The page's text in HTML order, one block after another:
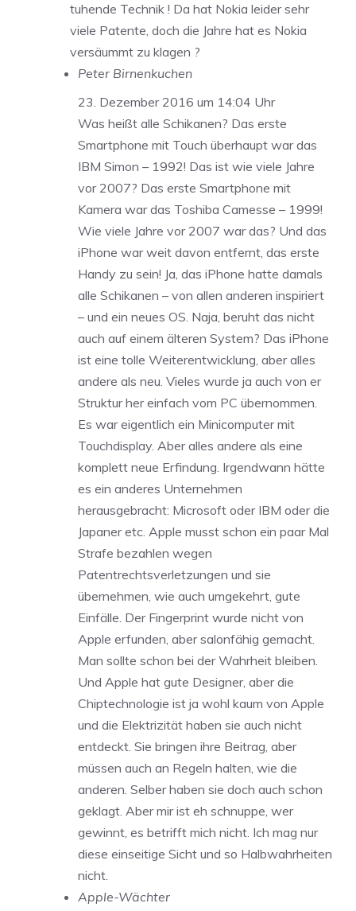
tuhende Technik ! Da hat Nokia leider sehr
viele Patente, doch die Jahre hat es Nokia
versäummt zu klagen ?
Peter Birnenkuchen
23. Dezember 2016 um 14:04 Uhr
Was heißt alle Schikanen? Das erste
Smartphone mit Touch überhaupt war das
IBM Simon – 1992! Das ist wie viele Jahre
vor 2007? Das erste Smartphone mit
Kamera war das Toshiba Camesse – 1999!
Wie viele Jahre vor 2007 war das? Und das
iPhone war weit davon entfernt, das erste
Handy zu sein! Ja, das iPhone hatte damals
alle Schikanen – von allen anderen inspiriert
– und ein neues OS. Naja, beruht das nicht
auch auf einem älteren System? Das iPhone
ist eine tolle Weiterentwicklung, aber alles
andere als neu. Vieles wurde ja auch von er
Struktur her einfach vom PC übernommen.
Es war eigentlich ein Minicomputer mit
Touchdisplay. Aber alles andere als eine
komplett neue Erfindung. Irgendwann hätte
es ein anderes Unternehmen
herausgebracht: Microsoft oder IBM oder die
Japaner etc. Apple musst schon ein paar Mal
Strafe bezahlen wegen
Patentrechtsverletzungen und sie
übernehmen, wie auch umgekehrt, gute
Einfälle. Der Fingerprint wurde nicht von
Apple erfunden, aber salonfähig gemacht.
Man sollte schon bei der Wahrheit bleiben.
Und Apple hat gute Designer, aber die
Chiptechnologie ist ja wohl kaum von Apple
und die Elektrizität haben sie auch nicht
entdeckt. Sie bringen ihre Beitrag, aber
müssen auch an Regeln halten, wie die
anderen. Selber haben sie doch auch schon
geklagt. Aber mir ist eh schnuppe, wer
gewinnt, es betrifft mich nicht. Ich mag nur
diese einseitige Sicht und so Halbwahrheiten
nicht.
Apple-Wächter